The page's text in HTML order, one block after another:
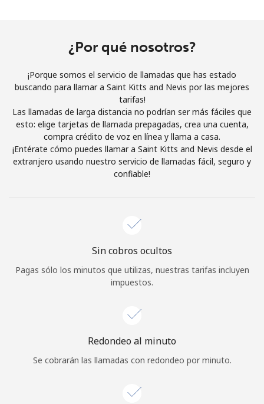
Únete
¡Hola!
Inicia sesión o REGÍSTRATE →
¿Olvidaste tu contraseña? →
Iniciar Sesión
o
Continuar con
¿Por qué nosotros?
¡Porque somos el servicio de llamadas que has estado
buscando para llamar a Saint Kitts and Nevis por las mejores
tarifas!
Las llamadas de larga distancia no podrían ser más fáciles que
esto: elige tarjetas de llamada prepagadas, crea una cuenta,
compra crédito de voz en línea y llama a casa.
¡Entérate cómo puedes llamar a Saint Kitts and Nevis desde el
extranjero usando nuestro servicio de llamadas fácil, seguro y
confiable!
Sin cobros ocultos
Pagas sólo los minutos que utilizas, nuestras tarifas incluyen
impuestos.
Redondeo al minuto
Se cobrarán las llamadas con redondeo por minuto.